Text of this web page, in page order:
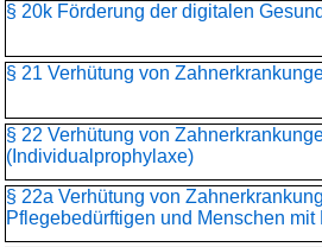
§ 20k Förderung der digitalen
§ 21 Verhütung von
§ 22 Verhütung von
(Individualprophylaxe)
§ 22a Verhütung von
Pflegebedürftigen und Menschen